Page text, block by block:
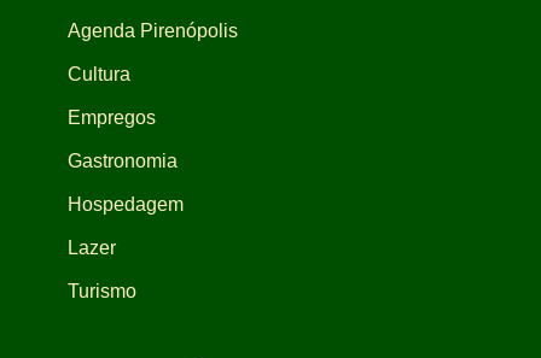
Agenda Pirenópolis
Cultura
Empregos
Gastronomia
Hospedagem
Lazer
Turismo